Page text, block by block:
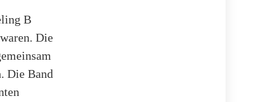
B
Die
Die Band